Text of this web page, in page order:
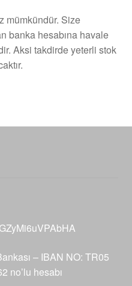
mümkündür. Size
banka hesabına havale
Aksi takdirde yeterli stok
– IBAN NO: TR05
no’lu hesabı